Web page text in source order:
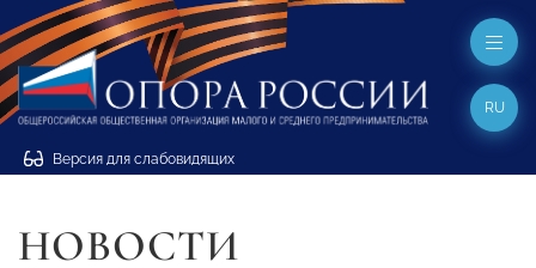
Версия для слабовидящих
RU
НОВОСТИ